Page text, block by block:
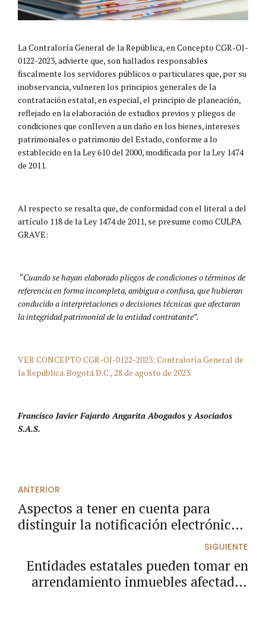
La Contraloría General de la República, en Concepto CGR-OJ-
0122-2023, advierte que, son hallados responsables
fiscalmente los servidores públicos o particulares que, por su
inobservancia, vulneren los principios generales de la
contratación estatal, en especial, el principio de planeación,
reflejado en la elaboración de estudios previos y pliegos de
condiciones que conlleven a un daño en los bienes, intereses
patrimoniales o patrimonio del Estado, conforme a lo
establecido en la Ley 610 del 2000, modificada por la Ley 1474
de 2011.
Al respecto se resalta que, de conformidad con el literal a del
artículo 118 de la Ley 1474 de 2011, se presume como CULPA
GRAVE:
“Cuando se hayan elaborado pliegos de condiciones o términos de
referencia en forma incompleta, ambigua o confusa, que hubieran
conducido a interpretaciones o decisiones técnicas que afectaran
la integridad patrimonial de la entidad contratante”.
VER CONCEPTO CGR-OJ-0122-2023; Contraloría General de
la República. Bogotá D.C., 28 de agosto de 2023.
Francisco Javier Fajardo Angarita Abogados y Asociados
S.A.S.
ANTERIOR
Aspectos a tener en cuenta para
distinguir la notificación electrónica
del artículo 205 del CPACA, de la
notificación por estado electrónico.
SIGUIENTE
Entidades estatales pueden tomar en
arrendamiento inmuebles afectados